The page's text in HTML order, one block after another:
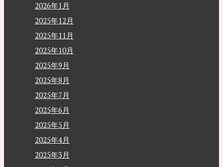
2026年1月
2025年12月
2025年11月
2025年10月
2025年9月
2025年8月
2025年7月
2025年6月
2025年5月
2025年4月
2025年3月